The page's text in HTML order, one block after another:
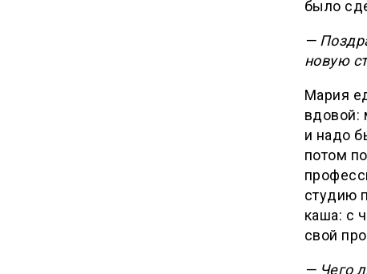
было
—
новую
Мария
вдовой:
и надо
потом
студию
каша: с
свой
— Чего